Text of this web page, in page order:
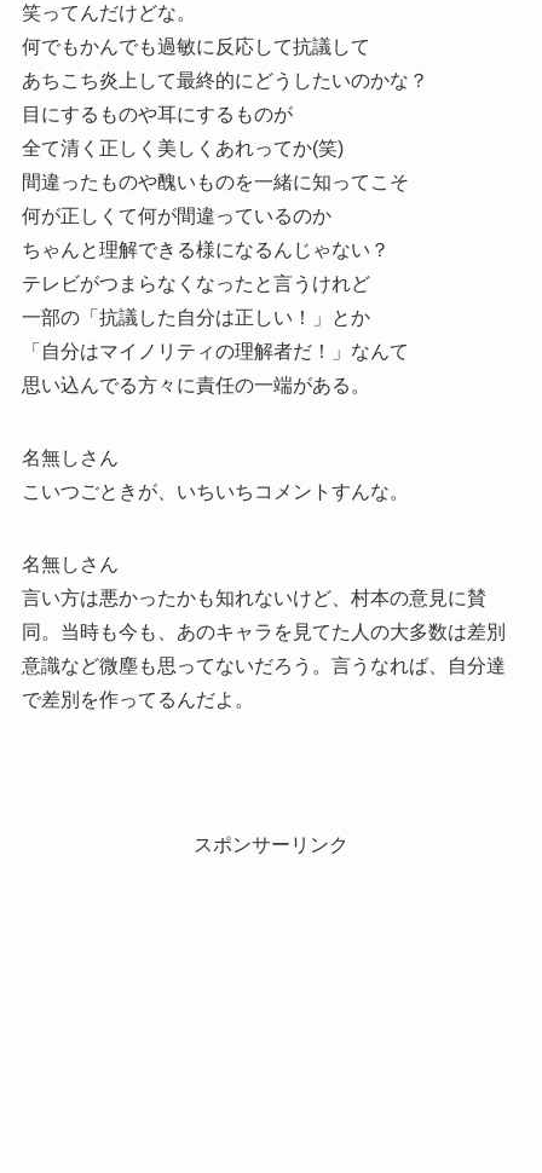
笑ってんだけどな。
何でもかんでも過敏に反応して抗議して
あちこち炎上して最終的にどうしたいのかな？
目にするものや耳にするものが
全て清く正しく美しくあれってか(笑)
間違ったものや醜いものを一緒に知ってこそ
何が正しくて何が間違っているのか
ちゃんと理解できる様になるんじゃない？
テレビがつまらなくなったと言うけれど
一部の「抗議した自分は正しい！」とか
「自分はマイノリティの理解者だ！」なんて
思い込んでる方々に責任の一端がある。
名無しさん
こいつごときが、いちいちコメントすんな。
名無しさん
言い方は悪かったかも知れないけど、村本の意見に賛
同。当時も今も、あのキャラを見てた人の大多数は差別
意識など微塵も思ってないだろう。言うなれば、自分達
で差別を作ってるんだよ。
スポンサーリンク